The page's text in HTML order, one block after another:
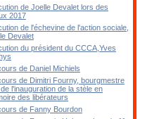
de Joelle Devalet lors des
2017
de l'échevine de l'action sociale,
Devalet
du président du CCCA,Yves
de Daniel Michiels
de Dimitri Fourny, bourgmestre
l'inauguration de la stèle en
des libérateurs
de Fanny Bourdon